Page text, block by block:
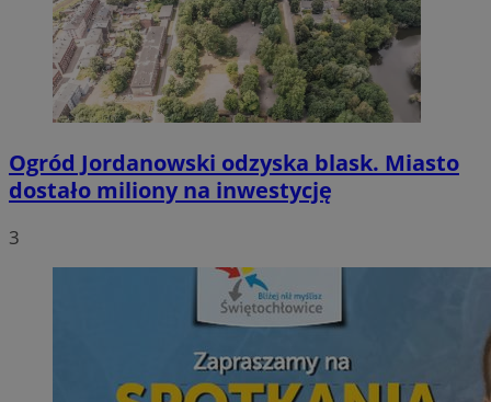
Ogród Jordanowski odzyska blask. Miasto
dostało miliony na inwestycję
3